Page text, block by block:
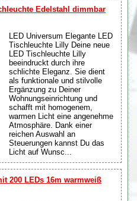
Edelstahl dimmbar
LED Universum Elegante LED
Tischleuchte Lilly Deine neue
LED Tischleuchte Lilly
beeindruckt durch ihre
schlichte Eleganz. Sie dient
als funktionale und stilvolle
Ergänzung zu Deiner
Wohnungseinrichtung und
schafft mit homogenem,
warmen Licht eine angenehme
Atmosphäre. Dank einer
reichen Auswahl an
Steuerungen kannst Du das
Licht auf Wunsc...
200 LEDs 16m warmweiß